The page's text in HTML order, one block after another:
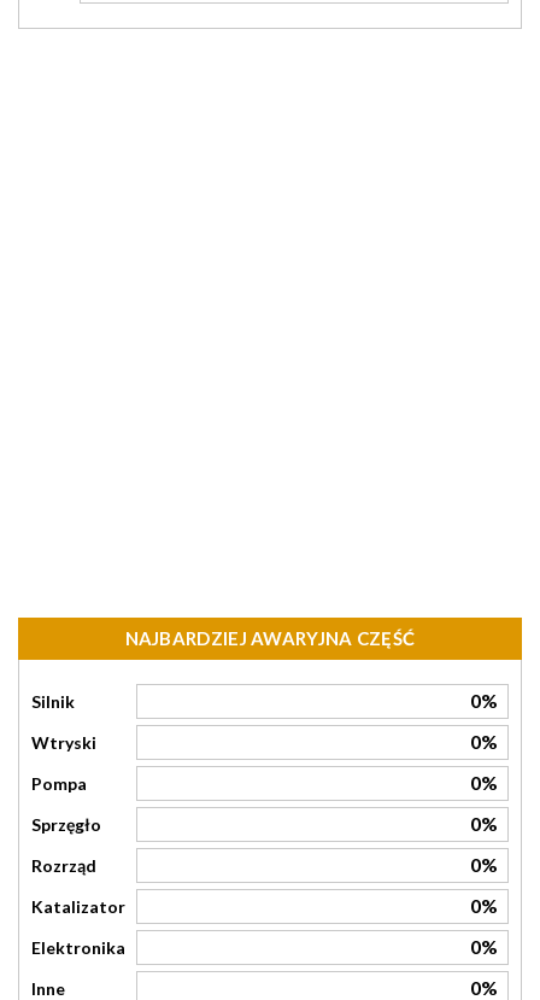
NAJBARDZIEJ AWARYJNA CZĘŚĆ
Silnik 0%
Wtryski 0%
Pompa 0%
Sprzęgło 0%
Rozrząd 0%
Katalizator 0%
Elektronika 0%
Inne 0%